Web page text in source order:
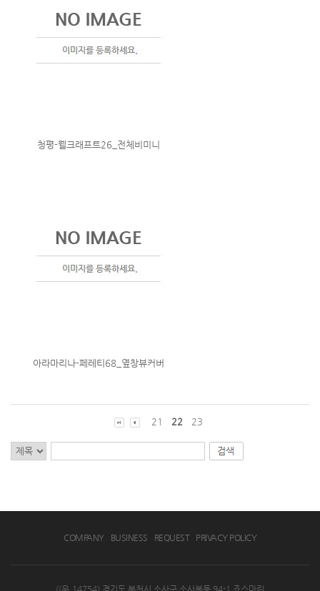
청평-웰크래프트26_전체비미니
아라마리나-페레티68_옆창뷰커버
21 22 23
COMPANY BUSINESS REQUEST PRIVACY POLICY
((우.14754) 경기도 부천시 소사구 소사본동 94-1 죠스마린